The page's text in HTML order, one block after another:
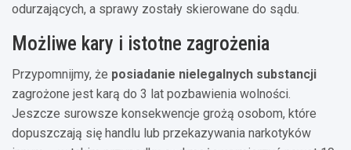
odurzających, a sprawy zostały skierowane do sądu.
Możliwe kary i istotne zagrożenia
Przypomnijmy, że posiadanie nielegalnych substancji
zagrożone jest karą do 3 lat pozbawienia wolności.
Jeszcze surowsze konsekwencje grożą osobom, które
dopuszczają się handlu lub przekazywania narkotyków